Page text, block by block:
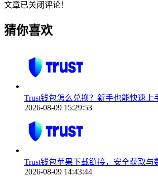
文章已关闭评论！
猜你喜欢
Trust钱包怎么兑换？新手也能快速上
2026-08-09 15:29:53
Trust钱包苹果下载链接，安全获取与
2026-08-09 14:43:44